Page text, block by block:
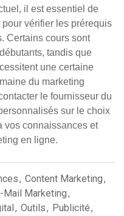
il est essentiel de
vérifier les prérequis
Certains cours sont
tandis que
une certaine
du marketing
le fournisseur du
sur le choix
vos connaissances et
en ligne.
, Content Marketing,
Mail Marketing,
, Outils, Publicité,